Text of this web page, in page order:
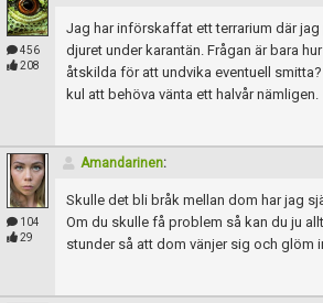
456
208
Jag har införskaffat ett terrarium där jag
djuret under karantän. Frågan är bara
åtskilda för att undvika eventuell
kul att behöva vänta ett halvår nämligen.
104
29
Amandarinen:
Skulle det bli bråk mellan dom har jag
Om du skulle få problem så kan du ju
stunder så att dom vänjer sig och glöm